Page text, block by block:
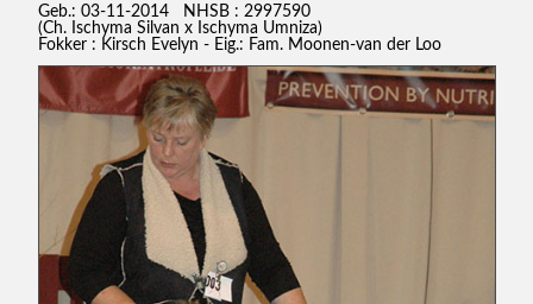
Geb.: 03-11-2014 NHSB : 2997590
(Ch. Ischyma Silvan x Ischyma Umniza)
Fokker : Kirsch Evelyn - Eig.: Fam. Moonen-van der Loo